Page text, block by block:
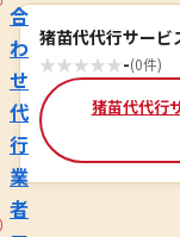
合
わ
せ
代
行
業
者
猪苗代代行サービ
★★★★★-(0件)
猪苗代代行